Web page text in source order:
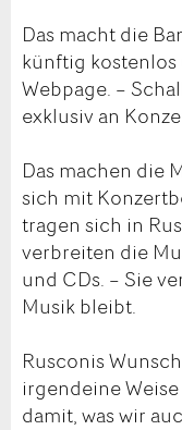
Das macht die
künftig
Webpage. –
exklusiv an
Das machen die
sich mit
tragen sich in
verbreiten die
und CDs. – Sie
Musik bleibt.
Rusconis
irgendeine
damit, was wir